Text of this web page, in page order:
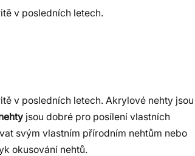
v posledních letech.
v posledních letech. Akrylové nehty jsou
jsou dobré pro posílení vlastních
svým vlastním přírodním nehtům nebo
okusování nehtů.